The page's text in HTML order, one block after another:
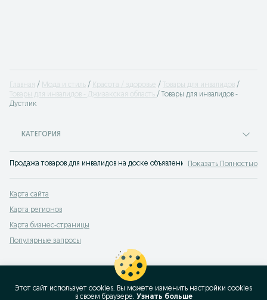
Главная Мода и стиль Красота / здоровье
Товары для инвалидов
Товары для инвалидов - Джизакская область
Товары для инвалидов -
Дустлик
КАТЕГОРИЯ
Продажа товаров для инвалидов на доске объявлений OLX.uz Дустлик.
Показать Полностью
Карта сайта
Карта регионов
Карта бизнес-страницы
Популярные запросы
Этот сайт использует cookies. Вы можете изменить настройки cookies
в своeм браузере. Узнать больше